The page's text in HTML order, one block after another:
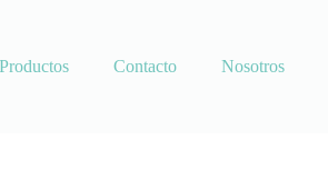
Productos Contacto Nosotros